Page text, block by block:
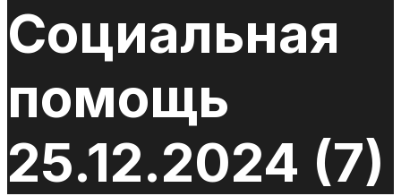
Социальная
помощь
25.12.2024 (7)